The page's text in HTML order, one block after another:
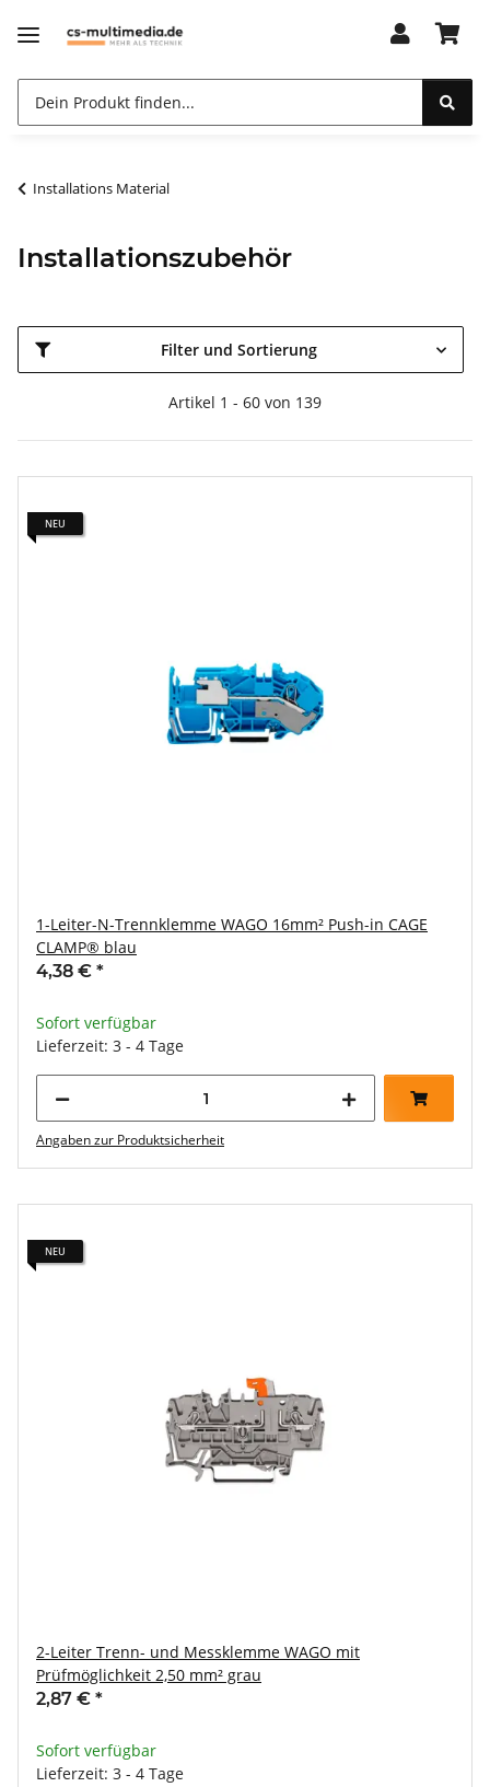
Installations Material
Installationszubehör
Filter und Sortierung
Artikel 1 - 60 von 139
NEU
1-Leiter-N-Trennklemme WAGO 16mm² Push-in CAGE
CLAMP® blau
4,38 € *
Sofort verfügbar
Lieferzeit: 3 - 4 Tage
Angaben zur Produktsicherheit
NEU
2-Leiter Trenn- und Messklemme WAGO mit
Prüfmöglichkeit 2,50 mm² grau
2,87 € *
Sofort verfügbar
Lieferzeit: 3 - 4 Tage